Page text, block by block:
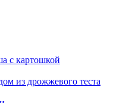
с картошкой
из дрожжевого теста